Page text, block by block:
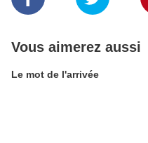
Vous aimerez aussi
Le mot de l'arrivée